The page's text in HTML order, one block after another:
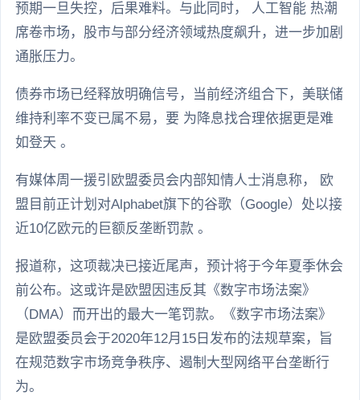
预期一旦失控，后果难料。与此同时， 人工智能 热潮
席卷市场，股市与部分经济领域热度飙升，进一步加剧
通胀压力。
债券市场已经释放明确信号，当前经济组合下，美联储
维持利率不变已属不易，要 为降息找合理依据更是难
如登天 。
有媒体周一援引欧盟委员会内部知情人士消息称， 欧
盟目前正计划对Alphabet旗下的谷歌（Google）处以接
近10亿欧元的巨额反垄断罚款 。
报道称，这项裁决已接近尾声，预计将于今年夏季休会
前公布。这或许是欧盟因违反其《数字市场法案》
（DMA）而开出的最大一笔罚款。《数字市场法案》
是欧盟委员会于2020年12月15日发布的法规草案，旨
在规范数字市场竞争秩序、遏制大型网络平台垄断行
为。